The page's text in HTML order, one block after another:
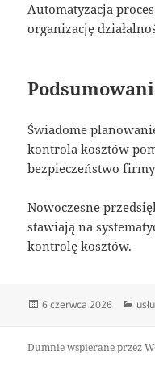
Automatyzacja
organizację
Świadome
kontrola kosztów
bezpieczeństwo
Nowoczesne
stawiają na
kontrolę kosztów.
Data
6 czerwca 2026
Dumnie wspierane przez